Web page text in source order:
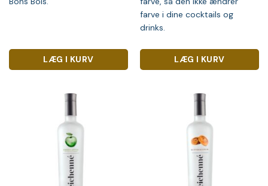
LÆG I KURV
farve i dine cocktails og
drinks.
LÆG I KURV